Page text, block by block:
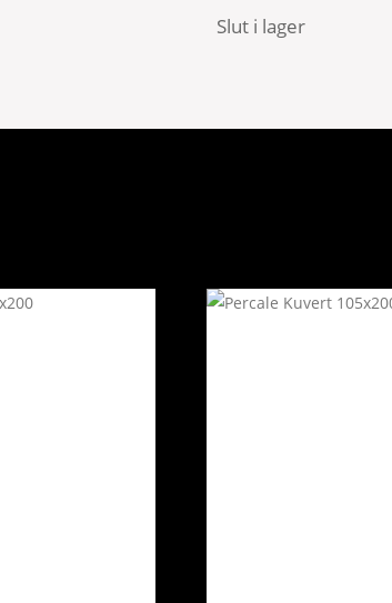
Slut i lager